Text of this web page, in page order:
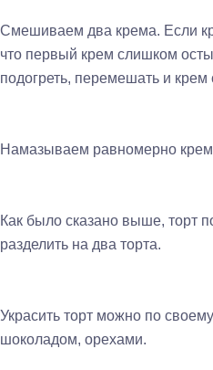
Смешиваем два крема. Если
что первый крем слишком
подогреть, перемешать и
Намазываем равномерно
Как было сказано выше, торт
разделить на два торта.
Украсить торт можно по
шоколадом, орехами.